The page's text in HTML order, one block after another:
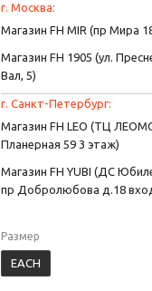
г. Москва:
Магазин FH MIR (пр Мира
Магазин FH 1905 (ул.
Вал, 5)
г. Санкт-Петербург:
Магазин FH LEO (ТЦ
Планерная 59 3 этаж)
Магазин FH YUBI (ДС
пр Добролюбова д.18
Размер
EACH